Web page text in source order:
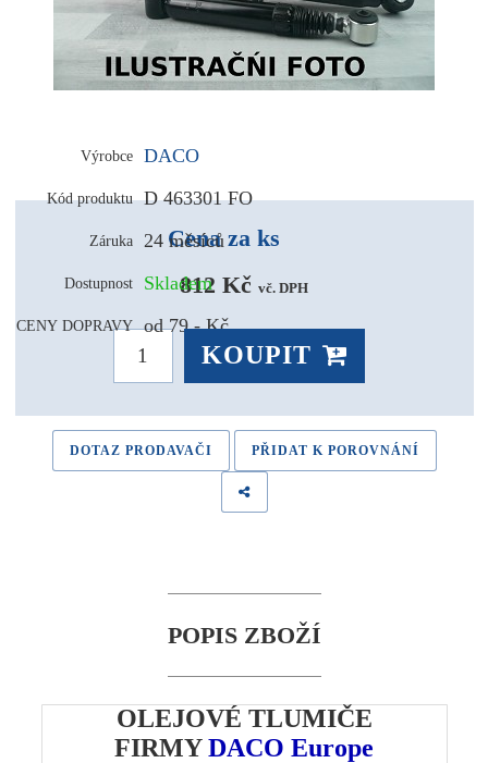
Výrobce DACO
Kód produktu D 463301 FO
Záruka 24 měsíců
Dostupnost Skladem
CENY DOPRAVY od 79,- Kč
Cena za ks
812 Kč vč. DPH
KOUPIT
DOTAZ PRODAVAČI PŘIDAT K POROVNÁNÍ
POPIS ZBOŽÍ
OLEJOVÉ TLUMIČE
FIRMYDACO Europe